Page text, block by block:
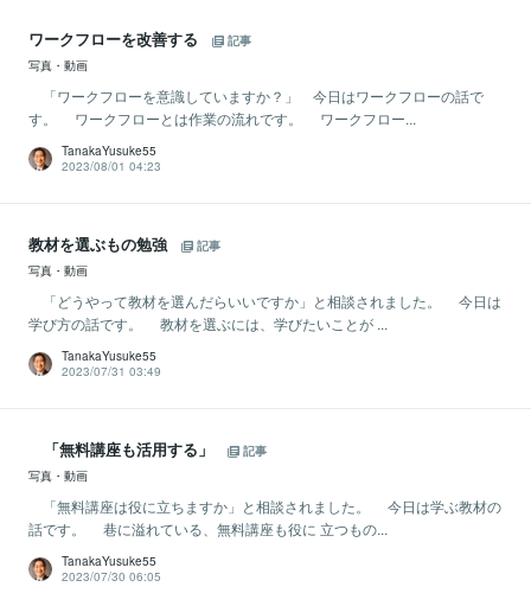
ワークフローを改善する
記事
写真・動画
「ワークフローを意識していますか？」 今日はワークフローの話で
す。 ワークフローとは作業の流れです。 ワークフロー...
TanakaYusuke55
2023/08/01 04:23
教材を選ぶもの勉強
記事
写真・動画
「どうやって教材を選んだらいいですか」と相談されました。 今日は
学び方の話です。 教材を選ぶには、学びたいことが ...
TanakaYusuke55
2023/07/31 03:49
「無料講座も活用する」
記事
写真・動画
「無料講座は役に立ちますか」と相談されました。 今日は学ぶ教材の
話です。 巷に溢れている、無料講座も役に 立つもの...
TanakaYusuke55
2023/07/30 06:05